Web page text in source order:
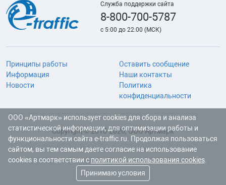
Служба поддержки сайта
8-800-700-5787
с 5:00 до 22:00 (МСК)
Принципы работы
Информация
Новости
Оставить сообщение
Наши контакты
Политика
конфиденциальности
Copyright © 2010-2026, ООО Артмарк
ООО «Артмарк» использует cookies для сбора и анализа
статистической информации, для оптимизации работы и
функциональности сайта e-traffic.ru. Продолжая пользоваться
сайтом, вы тем самым даете согласие на использование
cookies в соответствии с политикой использования cookies.
Принимаю условия